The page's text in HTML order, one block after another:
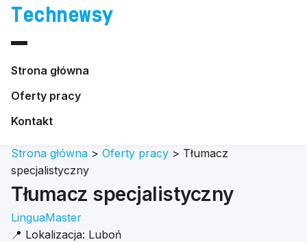
Technewsy
Strona główna
Oferty pracy
Kontakt
Strona główna > Oferty pracy > Tłumacz
specjalistyczny
Tłumacz specjalistyczny
LinguaMaster
📍 Lokalizacja: Luboń